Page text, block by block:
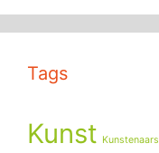
Tags
Kunst Kunstenaars